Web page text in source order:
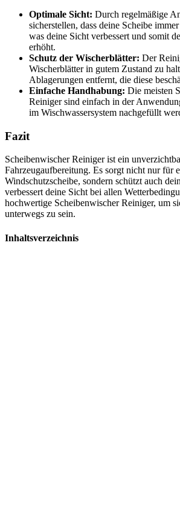
Optimale Sicht: Durch regelmäßige
sicherstellen, dass deine Scheibe
was deine Sicht verbessert und somit
erhöht.
Schutz der Wischerblätter: Der
Wischerblätter in gutem Zustand zu
Ablagerungen entfernt, die diese
Einfache Handhabung: Die meisten
Reiniger sind einfach in der
im Wischwassersystem nachgefüllt
Fazit
Scheibenwischer Reiniger ist ein
Fahrzeugaufbereitung. Es sorgt nicht nur für
Windschutzscheibe, sondern schützt auch
verbessert deine Sicht bei allen
hochwertige Scheibenwischer Reiniger, um
unterwegs zu sein.
Inhaltsverzeichnis